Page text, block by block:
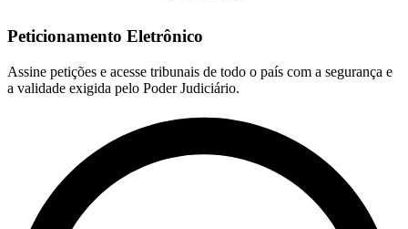
Peticionamento Eletrônico
Assine petições e acesse tribunais de todo o país com a segurança e
a validade exigida pelo Poder Judiciário.